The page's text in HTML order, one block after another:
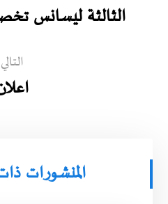
الثالثة ليسانس
التالي
المنشورات